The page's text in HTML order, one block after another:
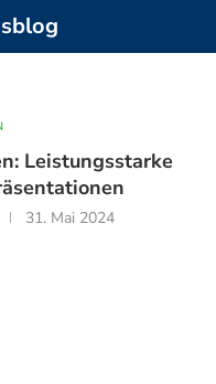
Leistungsstarke
31. Mai 2024